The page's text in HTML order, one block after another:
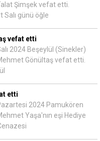
Şimşek vefat etti.
Salı günü öğle
vefat etti
2024 Beşeylül (Sinekler)
Gönültaş vefat etti.
etti
2024 Pamukören
Yaşa'nın eşi Hediye